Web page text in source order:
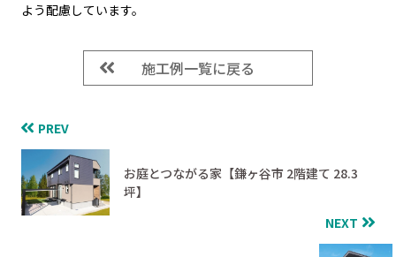
よう配慮しています。
施工例一覧に戻る
PREV
お庭とつながる家【鎌ヶ谷市 2階建て 28.3
坪】
NEXT